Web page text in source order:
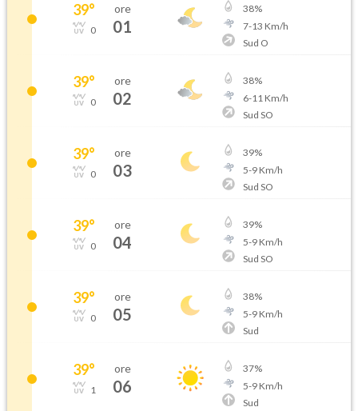
39°
0
ore
01
38%
7-13 Km/h
Sud O
39°
0
ore
02
38%
6-11 Km/h
Sud SO
39°
0
ore
03
39%
5-9Km/h
Sud SO
39°
0
ore
04
39%
5-9Km/h
Sud SO
39°
0
ore
05
38%
5-9Km/h
Sud
39°
1
ore
06
37%
5-9Km/h
Sud